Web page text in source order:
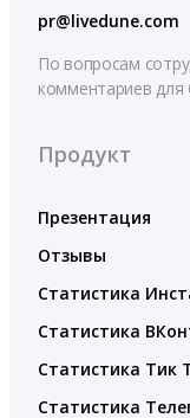
pr@livedune.com
По вопросам
комментариев
Продукт
Презентация
Отзывы
Статистика
Статистика
Статистика Тик
Статистика